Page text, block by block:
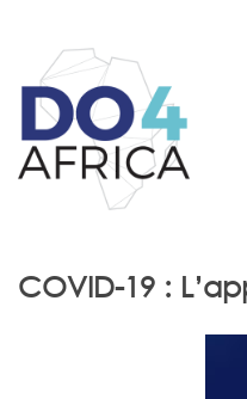
COVID-19 :